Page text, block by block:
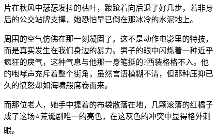
片在秋风中瑟瑟发抖的枯叶，踉跄着向后退了好几步，若非身
后的公交站牌支撑，她恐怕早已倒在那冰冷的水泥地上。
周围的空气仿佛在那一刻凝固了。这不是动作电影里的特技，
而是真实发生在我们身边的暴力。男子的眼中闪烁着一种近乎
疯狂的戾气，这种气息与他那一身笔挺的?西装格格不入。他
的咆哮声充斥着整个街角，虽然言语模糊不清，但那种压抑已
久的愤怒却如海啸般席卷而来。
而那位老人，她手中提着的布袋散落在地，几颗滚落的红橘子
成了这场⭐荒诞剧唯一的亮色，在这灰色的冲突中显得格外刺
眼。